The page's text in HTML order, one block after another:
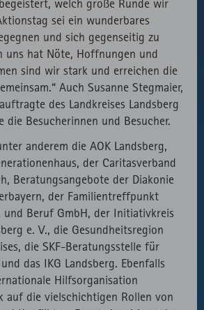
sei ein wunderbares
und sich gegenseitig zu
uns hat Nöte, Hoffnungen und
sind wir stark und erreichen die
Auch Susanne Stegmaier,
des Landkreises Landsberg
die Besucherinnen und Besucher.
anderem die AOK Landsberg,
der Caritasverband
Beratungsangebote der Diakonie
der Familientreffpunkt
und Beruf GmbH, der Initiativkreis
e. V., die Gesundheitsregion
die SKF-Beratungsstelle für
das IKG Landsberg. Ebenfalls
Hilfsorganisation
auf die vielschichtigen Rollen von